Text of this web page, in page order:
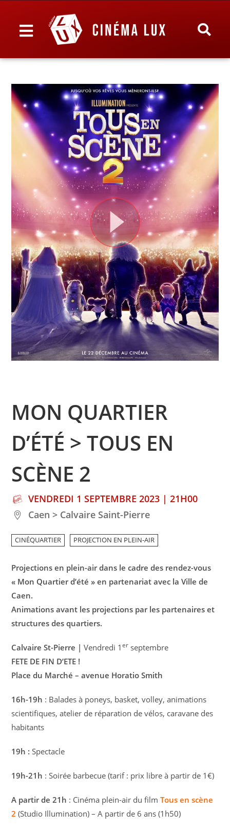
MON QUARTIER
D’ÉTÉ > TOUS EN
SCÈNE 2
VENDREDI 1 SEPTEMBRE 2023 | 21H00
Caen > Calvaire Saint-Pierre
CINÉQUARTIER PROJECTION EN PLEIN-AIR
Projections en plein-air dans le cadre des rendez-vous
« Mon Quartier d’été » en partenariat avec la Ville de
Caen.
Animations avant les projections par les partenaires et
structures des quartiers.
Calvaire St-Pierre |Vendredi 1er septembre
FETE DE FIN D’ETE !
Place du Marché – avenue Horatio Smith
16h-19h : Balades à poneys, basket, volley, animations
scientifiques, atelier de réparation de vélos, caravane des
habitants
19h : Spectacle
19h-21h : Soirée barbecue (tarif : prix libre à partir de 1€)
A partir de 21h : Cinéma plein-air du filmTous en scène
2 (Studio Illumination) – A partir de 6 ans (1h50)